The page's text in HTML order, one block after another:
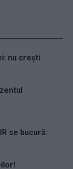
nu crești
se bucură: